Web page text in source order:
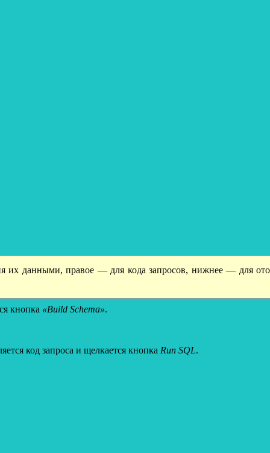
их данными, правое — для кода запросов, нижнее — для
кнопка «Build Schema».
код запроса и щелкается кнопка Run SQL.